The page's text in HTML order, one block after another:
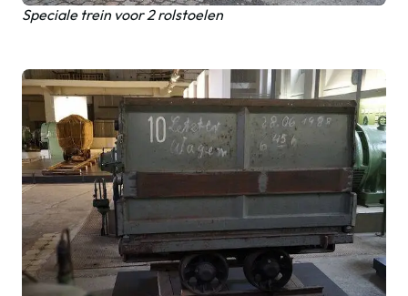
Speciale trein voor 2 rolstoelen